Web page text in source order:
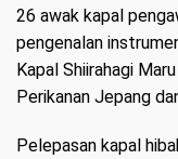
26 awak kapal
pengenalan
Kapal Shiirahagi
Perikanan Jepang
Pelepasan kapal